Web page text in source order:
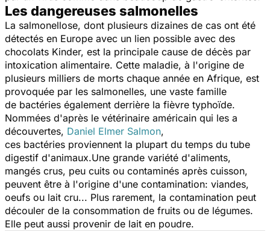
Les dangereuses salmonelles
La salmonellose, dont plusieurs dizaines de cas ont été
détectés en Europe avec un lien possible avec des
chocolats Kinder, est la principale cause de décès par
intoxication alimentaire. Cette maladie, à l'origine de
plusieurs milliers de morts chaque année en Afrique, est
provoquée par les salmonelles, une vaste famille
de bactéries également derrière la fièvre typhoïde.
Nommées d'après le vétérinaire américain qui les a
découvertes, Daniel Elmer Salmon,
ces bactéries proviennent la plupart du temps du tube
digestif d'animaux.Une grande variété d'aliments,
mangés crus, peu cuits ou contaminés après cuisson,
peuvent être à l'origine d'une contamination: viandes,
oeufs ou lait cru... Plus rarement, la contamination peut
découler de la consommation de fruits ou de légumes.
Elle peut aussi provenir de lait en poudre.